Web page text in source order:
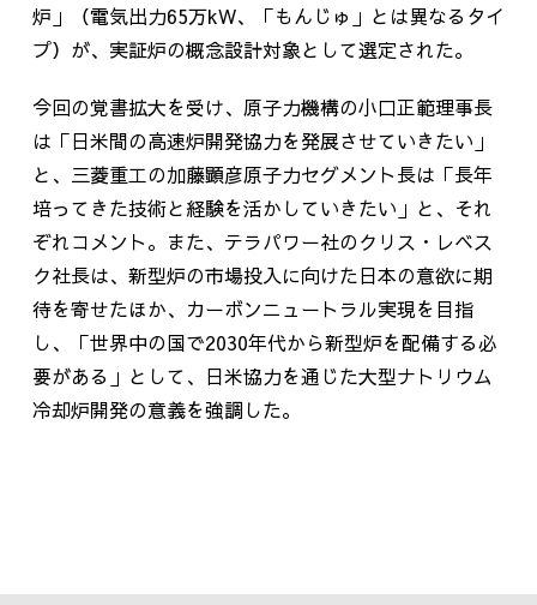
炉」（電気出力65万kW、「もんじゅ」とは異なるタイ
プ）が、実証炉の概念設計対象として選定された。
今回の覚書拡大を受け、原子力機構の小口正範理事長
は「日米間の高速炉開発協力を発展させていきたい」
と、三菱重工の加藤顕彦原子力セグメント長は「長年
培ってきた技術と経験を活かしていきたい」と、それ
ぞれコメント。また、テラパワー社のクリス・レベス
ク社長は、新型炉の市場投入に向けた日本の意欲に期
待を寄せたほか、カーボンニュートラル実現を目指
し、「世界中の国で2030年代から新型炉を配備する必
要がある」として、日米協力を通じた大型ナトリウム
冷却炉開発の意義を強調した。